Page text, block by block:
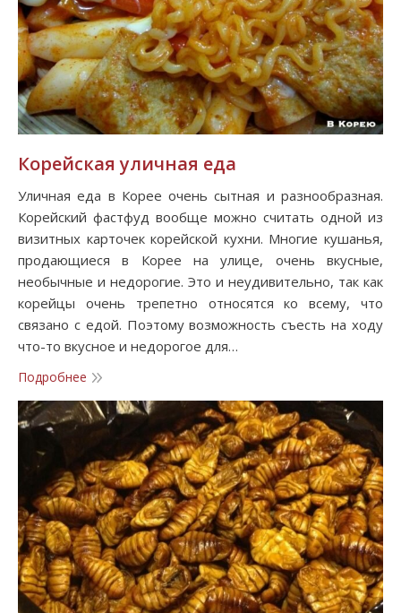
Корейская уличная еда
Уличная еда в Корее очень сытная и разнообразная.
Корейский фастфуд вообще можно считать одной из
визитных карточек корейской кухни. Многие кушанья,
продающиеся в Корее на улице, очень вкусные,
необычные и недорогие. Это и неудивительно, так как
корейцы очень трепетно относятся ко всему, что
связано с едой. Поэтому возможность съесть на ходу
что-то вкусное и недорогое для…
Подробнее